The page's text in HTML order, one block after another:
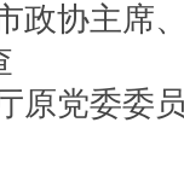
政协主席
原党委委